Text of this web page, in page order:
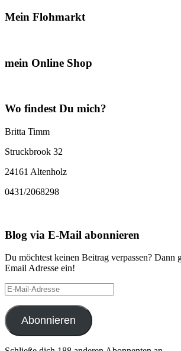
Mein Flohmarkt
mein Online Shop
Wo findest Du mich?
Britta Timm
Struckbrook 32
24161 Altenholz
0431/2068298
Blog via E-Mail abonnieren
Du möchtest keinen Beitrag verpassen? Dann
Email Adresse ein!
E-
Mail-
Adresse
Abonnieren